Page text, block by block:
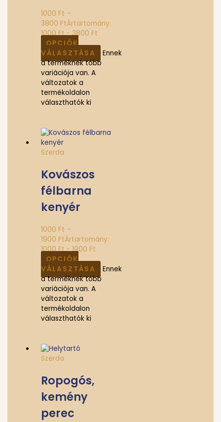
1000 Ft –
3800 FtÁrtartomány:
1000 Ft - 3800 Ft
OPCIÓK
VÁLASZTÁSA
Ennek
a terméknek több
variációja van. A
változatok a
termékoldalon
választhatók ki
Szerda
Kovászos
félbarna
kenyér
1000 Ft –
1900 FtÁrtartomány:
1000 Ft - 1900 Ft
OPCIÓK
VÁLASZTÁSA
Ennek
a terméknek több
variációja van. A
változatok a
termékoldalon
választhatók ki
Szerda
Ropogós,
kemény
perec